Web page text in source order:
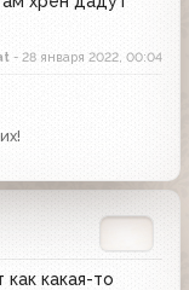
- 28 января 2022, 00:04
какая-то